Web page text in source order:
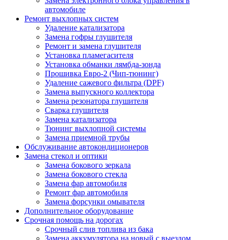
автомобиле
Ремонт выхлопных систем
Удаление катализатора
Замена гофры глушителя
Ремонт и замена глушителя
Установка пламегасителя
Установка обманки лямбда-зонда
Прошивка Евро-2 (Чип-тюнинг)
Удаление сажевого фильтра (DPF)
Замена выпускного коллектора
Замена резонатора глушителя
Сварка глушителя
Замена катализатора
Тюнинг выхлопной системы
Замена приемной трубы
Обслуживание автокондиционеров
Замена стекол и оптики
Замена бокового зеркала
Замена бокового стекла
Замена фар автомобиля
Ремонт фар автомобиля
Замена форсунки омывателя
Дополнительное оборудование
Срочная помощь на дорогах
Срочный слив топлива из бака
Замена аккумулятора на новый с выездом